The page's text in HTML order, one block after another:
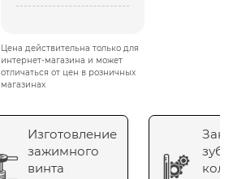
Цена действительна только для
интернет-магазина и может
отличаться от цен в розничных
магазинах
Изготовление
зажимного
винта